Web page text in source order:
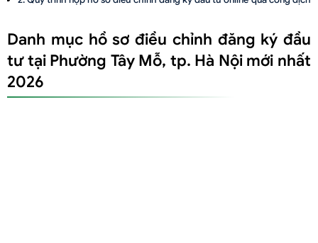
Bước 1: Kê khai dữ liệu trên Hệ thống thông tin quốc gia về đầu tư
Bước 2: Chuẩn bị và tải lên danh mục hồ sơ điện tử
Bước 3: Thẩm định hồ sơ và phê duyệt kết quả
Danh mục hồ sơ điều chỉnh đăng ký đầu
tư tại Phường Tây Mỗ, tp. Hà Nội mới nhất
2026